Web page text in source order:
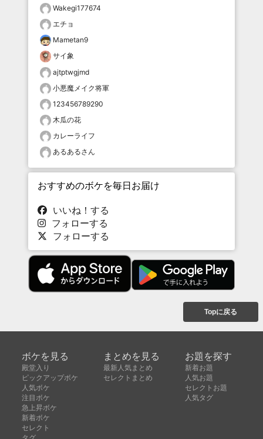
Wakegi177674
エチョ
Mametan9
サイ象
ajtptwgjmd
小悪魔メイク将軍
123456789290
木瓜の花
カレーライフ
あるあるさん
おすすめのボケを毎日お届け
いいね！する
フォローする
フォローする
Topに戻る
ボケを見る
殿堂入り
ピックアップボケ
人気ボケ
注目ボケ
急上昇ボケ
新着ボケ
セレクト
まとめを見る
最新人気まとめ
セレクトまとめ
お題を探す
新着お題
人気お題
セレクトお題
人気タグ